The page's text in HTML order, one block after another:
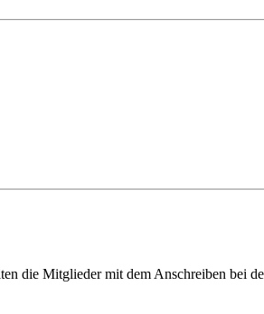
die Mitglieder mit dem Anschreiben bei